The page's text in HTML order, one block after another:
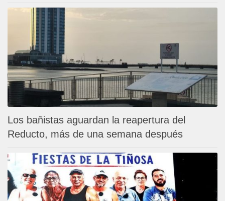
Los bañistas aguardan la reapertura del
Reducto, más de una semana después